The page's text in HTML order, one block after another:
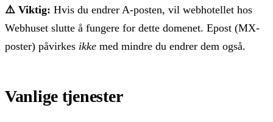
⚠️ Viktig: Hvis du endrer A-posten, vil webhotellet hos
Webhuset slutte å fungere for dette domenet. Epost (MX-
poster) påvirkes ikke med mindre du endrer dem også.
Vanlige tjenester